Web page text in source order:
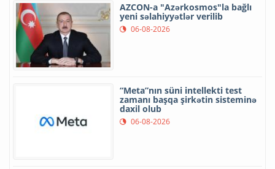
AZCON-a "Azərkosmos"la bağlı
yeni səlahiyyətlər verilib
06-08-2026
“Meta”nın süni intellekti test
zamanı başqa şirkətin sisteminə
daxil olub
06-08-2026